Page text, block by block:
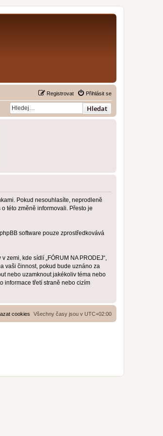
Přihlásit se
Registrovat
Hledat
Pokud nesouhlasíte, neprodleně
této změně informovali. Přesto je
software pouze zprostředkovává
kde sídlí „FÓRUM NA PRODEJ“,
vaši činnost, pokud bude uznáno za
nebo uzamknout jakékoliv téma nebo
informace třetí straně nebo cizím
Všechny časy jsou v UTC+02:00
cookies